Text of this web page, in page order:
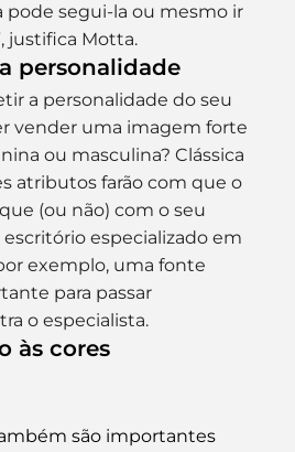
pode segui-la ou mesmo ir
justifica Motta.
personalidade
a personalidade do seu
vender uma imagem forte
ou masculina? Clássica
atributos farão com que o
(ou não) com o seu
escritório especializado em
exemplo, uma fonte
para passar
o especialista.
às cores
são importantes